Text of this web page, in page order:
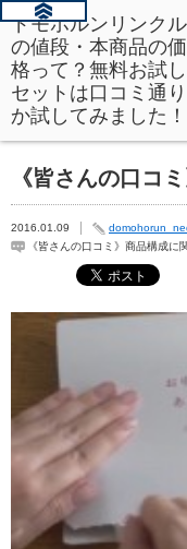
ドモホルンリンクル
の値段・本商品の価
格って？無料お試し
セットは口コミ通り
か試してみました！
《皆さんの口コ
2016.01.09
《皆さんの口コミ》商品構成に